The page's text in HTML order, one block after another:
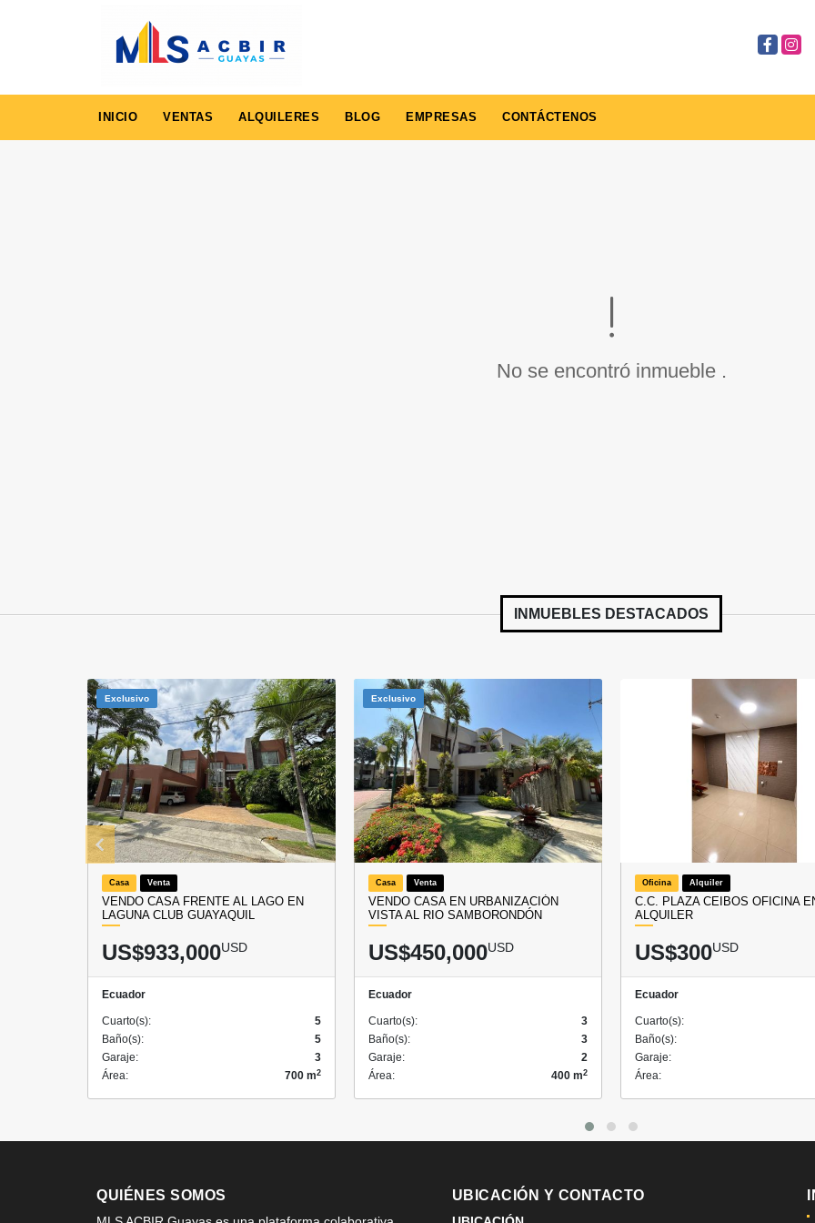
Facebook
INICIO VENTAS ALQUILERES BLOG EMPRESAS CONTÁCTENOS
No se encontró inmueble .
INMUEBLES DESTACADOS
Exclusivo
Casa Venta
VENDO CASA FRENTE AL LAGO EN
LAGUNA CLUB GUAYAQUIL
US$933,000USD
Ecuador
Cuarto(s):
5
Baño(s):
5
Garaje:
3
Área:
700 m2
Exclusivo
Casa Venta
VENDO CASA EN URBANIZACIÓN
VISTA AL RIO SAMBORONDÓN
US$450,000USD
Ecuador
Cuarto(s):
3
Baño(s):
3
Garaje:
2
Área:
400 m2
Oficina Alquiler
C.C. PLAZA CEIBOS OFICINA
ALQUILER
US$300USD
Ecuador
Cuarto(s):
Baño(s):
Garaje:
Área:
QUIÉNES SOMOS UBICACIÓN Y CONTACTO